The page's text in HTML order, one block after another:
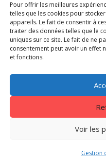
Pour offrir les meilleures
telles que les cookies pour
appareils. Le fait de consentir à
traiter des données telles que le
uniques sur ce site. Le fait de ne
consentement peut avoir un effet
et fonctions.
Voir les
Gestion
Mentions